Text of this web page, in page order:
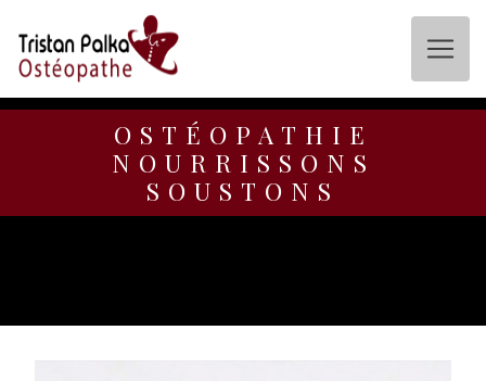
OSTÉOPATHIE
NOURRISSONS
SOUSTONS
Panneau de gestion des cookies